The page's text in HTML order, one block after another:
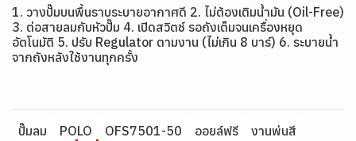
1. วางปั๊มบนพื้นราบระบายอากาศดี 2. ไม่ต้องเติมน้ำมัน (Oil-Free)
3. ต่อสายลมกับหัวปั๊ม 4. เปิดสวิตช์ รอถังเต็มจนเครื่องหยุด
อัตโนมัติ 5. ปรับ Regulator ตามงาน (ไม่เกิน 8 บาร์) 6. ระบายน้ำ
จากถังหลังใช้งานทุกครั้ง
ปั๊มลม POLO OFS7501-50 ออยล์ฟรี งานพ่นสี